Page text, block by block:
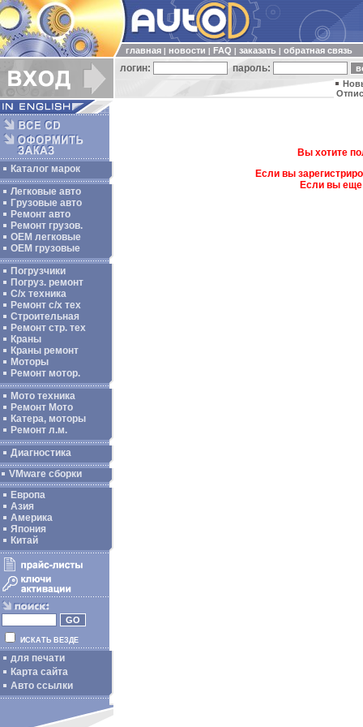
главная новости FAQ заказать обратная связь
логин: пароль:
Каталог марок
Легковые авто
Грузовые авто
Ремонт авто
Ремонт грузов.
ОЕМ легковые
OEM грузовые
Погрузчики
Погруз. ремонт
С/х техника
Ремонт с/х тех
Строительная
Ремонт стр. тех
Краны
Краны ремонт
Моторы
Ремонт мотор.
Мото техника
Ремонт Мото
Катера, моторы
Ремонт л.м.
Диагностика
VMware сборки
Европа
Азия
Америка
Япония
Китай
ИСКАТЬ ВЕЗДЕ
для печати
Карта сайта
Авто ссылки
Вы хотите
Если вы
Если вы еще